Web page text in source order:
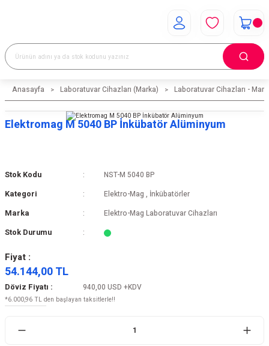
Anasayfa Laboratuvar Cihazları (Marka) Laboratuvar Cihazları -
Elektromag M 5040 BP İnkübatör Alüminyum
Stok Kodu NST-M 5040 BP
Kategori Elektro-Mag , İnkübatörler
Marka Elektro-Mag Laboratuvar Cihazları
Stok Durumu
Fiyat :
54.144,00 TL
Döviz Fiyatı : 940,00 USD +KDV
*6.000,96 TL den başlayan taksitlerle!!